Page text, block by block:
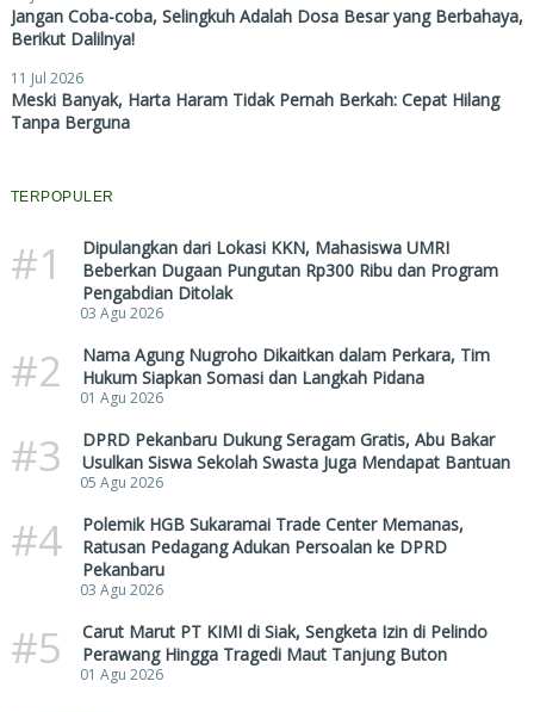
Jangan Coba-coba, Selingkuh Adalah Dosa Besar yang Berbahaya,
Berikut Dalilnya!
11 Jul 2026
Meski Banyak, Harta Haram Tidak Pernah Berkah: Cepat Hilang
Tanpa Berguna
TERPOPULER
#1
Dipulangkan dari Lokasi KKN, Mahasiswa UMRI
Beberkan Dugaan Pungutan Rp300 Ribu dan Program
Pengabdian Ditolak
03 Agu 2026
#2
Nama Agung Nugroho Dikaitkan dalam Perkara, Tim
Hukum Siapkan Somasi dan Langkah Pidana
01 Agu 2026
#3
DPRD Pekanbaru Dukung Seragam Gratis, Abu Bakar
Usulkan Siswa Sekolah Swasta Juga Mendapat Bantuan
05 Agu 2026
#4
Polemik HGB Sukaramai Trade Center Memanas,
Ratusan Pedagang Adukan Persoalan ke DPRD
Pekanbaru
03 Agu 2026
#5
Carut Marut PT KIMI di Siak, Sengketa Izin di Pelindo
Perawang Hingga Tragedi Maut Tanjung Buton
01 Agu 2026